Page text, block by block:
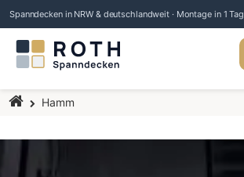
Spanndecken in NRW & deutschlandweit · Montage in 1 Tag
Startseite
Hamm